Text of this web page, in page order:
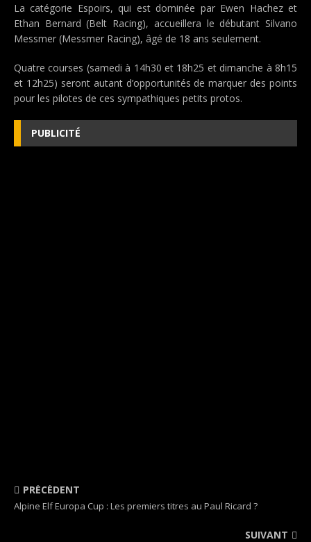
La catégorie Espoirs, qui est dominée par Ewen Hachez et
Ethan Bernard (Belt Racing), accueillera le débutant Silvano
Messmer (Messmer Racing), âgé de 18 ans seulement.
Quatre courses (samedi à 14h30 et 18h25 et dimanche à 8h15
et 12h25) seront autant d’opportunités de marquer des points
pour les pilotes de ces sympathiques petits protos.
PUBLICITÉ
PRÉCÉDENT
Alpine Elf Europa Cup : Les premiers titres au Paul Ricard ?
SUIVANT